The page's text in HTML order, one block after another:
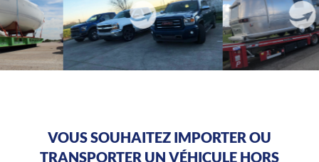
VOUS SOUHAITEZ IMPORTER OU
TRANSPORTER UN VÉHICULE HORS